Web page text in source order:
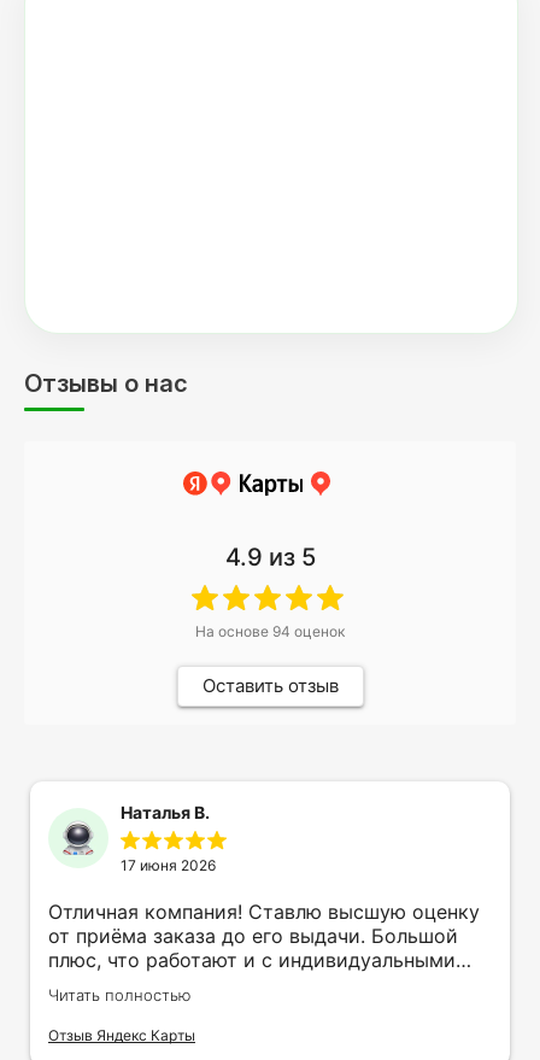
Отзывы о нас
4.9 из 5
На основе 94 оценок
Оставить отзыв
Наталья В.
17 июня 2026
Отличная компания! Ставлю высшую оценку
от приёма заказа до его выдачи. Большой
плюс, что работают и с индивидуальными
заказами. Нелбходимо было нанести принт
на кружку в подарок. Заказ был исполнен
оперативно и ооочень красиво, даже не
Читать полностью
Отзыв Яндекс Карты